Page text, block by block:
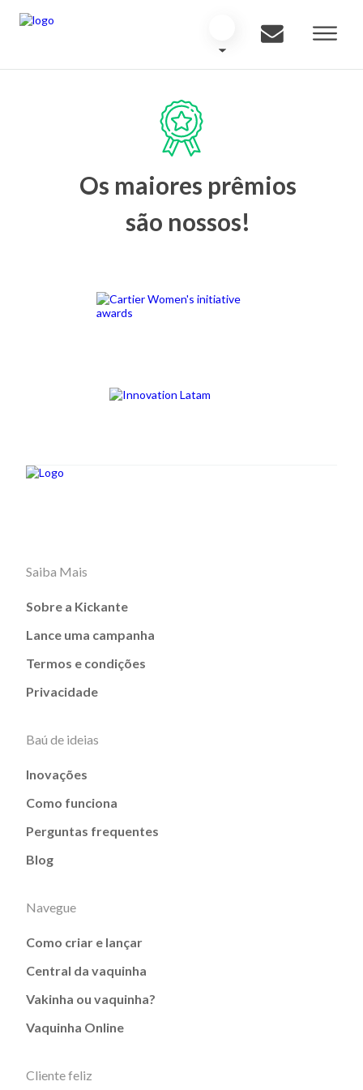
Os maiores prêmios
são nossos!
Saiba Mais
Sobre a Kickante
Lance uma campanha
Termos e condições
Privacidade
Baú de ideias
Inovações
Como funciona
Perguntas frequentes
Blog
Navegue
Como criar e lançar
Central da vaquinha
Vakinha ou vaquinha?
Vaquinha Online
Cliente feliz